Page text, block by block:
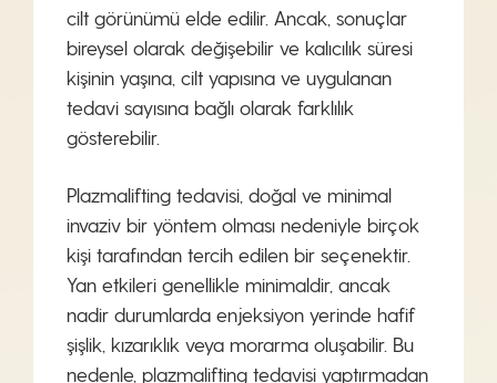
cilt görünümü elde edilir. Ancak, sonuçlar
bireysel olarak değişebilir ve kalıcılık süresi
kişinin yaşına, cilt yapısına ve uygulanan
tedavi sayısına bağlı olarak farklılık
gösterebilir.
Plazmalifting tedavisi, doğal ve minimal
invaziv bir yöntem olması nedeniyle birçok
kişi tarafından tercih edilen bir seçenektir.
Yan etkileri genellikle minimaldir, ancak
nadir durumlarda enjeksiyon yerinde hafif
şişlik, kızarıklık veya morarma oluşabilir. Bu
nedenle, plazmalifting tedavisi yaptırmadan